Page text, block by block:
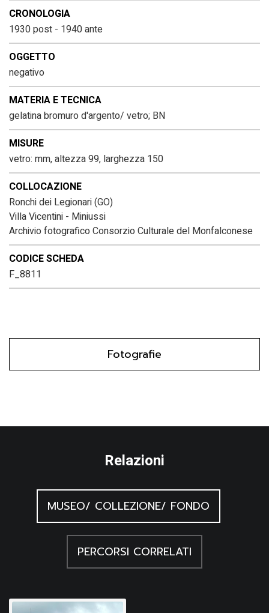
CRONOLOGIA
1930 post - 1940 ante
OGGETTO
negativo
MATERIA E TECNICA
gelatina bromuro d'argento/ vetro; BN
MISURE
vetro: mm, altezza 99, larghezza 150
COLLOCAZIONE
Ronchi dei Legionari (GO)
Villa Vicentini - Miniussi
Archivio fotografico Consorzio Culturale del Monfalconese
CODICE SCHEDA
F_8811
Fotografie
Relazioni
MUSEO/ COLLEZIONE/ FONDO
PERCORSI CORRELATI